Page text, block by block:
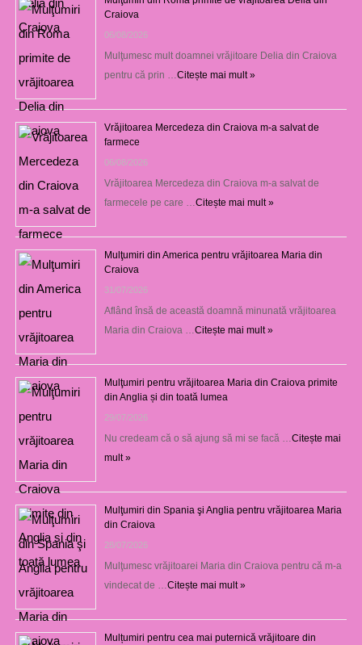
Craiova
06/08/2026
Mulţumesc mult doamnei vrăjitoare Delia din Craiova
pentru că prin … Citește mai mult »
Vrăjitoarea Mercedeza din Craiova m-a salvat de
farmece
06/08/2026
Vrăjitoarea Mercedeza din Craiova m-a salvat de
farmecele pe care … Citește mai mult »
Mulţumiri din America pentru vrăjitoarea Maria din
Craiova
31/07/2026
Aflând însă de această doamnă minunată vrăjitoarea
Maria din Craiova … Citește mai mult »
Mulţumiri pentru vrăjitoarea Maria din Craiova primite
din Anglia și din toată lumea
29/07/2026
Nu credeam că o să ajung să mi se facă … Citește mai
mult »
Mulţumiri din Spania şi Anglia pentru vrăjitoarea Maria
din Craiova
28/07/2026
Mulţumesc vrăjitoarei Maria din Craiova pentru că m-a
vindecat de … Citește mai mult »
Mulțumiri pentru cea mai puternică vrăjitoare din